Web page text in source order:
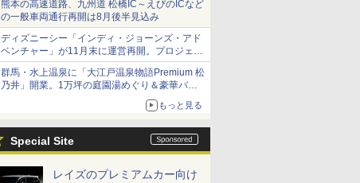
熊本の高速道路、九州道 松橋IC～えびのICなど
の一般車両通行再開は8月後半見込み
ディズニーシー「インディ・ジョーンズ・アド
ベンチャー」が11月末に運営再開。プロジェク
ションマッピングを追加、DPAは1500円
群馬・水上温泉に「大江戸温泉物語Premium 松
乃井」開業。1万坪の庭園湯めぐり＆豪華バイ
もっと見る
Special Site
レイズのプレミアムカー向け